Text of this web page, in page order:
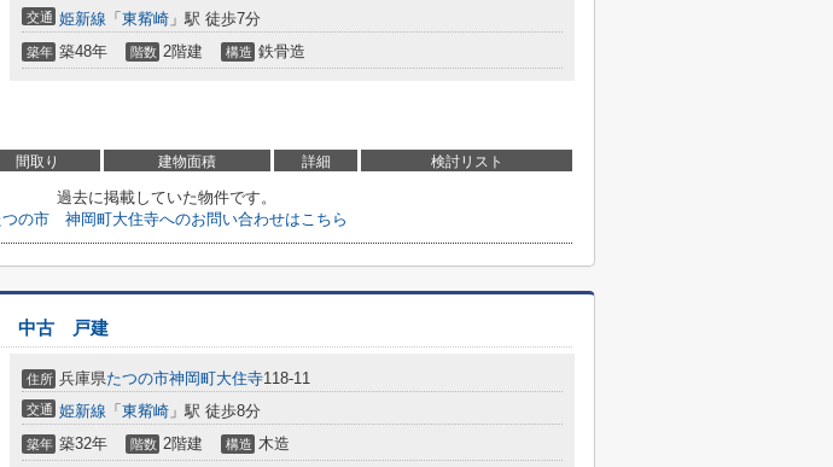
交通 姫新線 「 東觜崎 」駅 徒歩7分
築年 築48年 階数 2階建 構造 鉄骨造
間取り 建物面積 詳細 検討リスト
過去に掲載していた物件です。
つの市 神岡町大住寺へのお問い合わせはこちら
中古 戸建
住所 兵庫県たつの市神岡町大住寺118-11
交通 姫新線 「 東觜崎 」駅 徒歩8分
築年 築32年 階数 2階建 構造 木造